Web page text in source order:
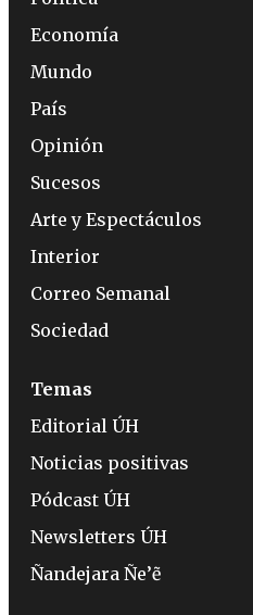
Economía
Mundo
País
Opinión
Sucesos
Arte y Espectáculos
Interior
Correo Semanal
Sociedad
Temas
Editorial ÚH
Noticias positivas
Pódcast ÚH
Newsletters ÚH
Ñandejara Ñe’ẽ